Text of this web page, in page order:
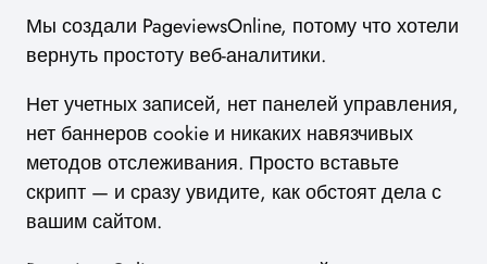
Мы создали PageviewsOnline, потому что хотели
вернуть простоту веб-аналитики.
Нет учетных записей, нет панелей управления,
нет баннеров cookie и никаких навязчивых
методов отслеживания. Просто вставьте
скрипт — и сразу увидите, как обстоят дела с
вашим сайтом.